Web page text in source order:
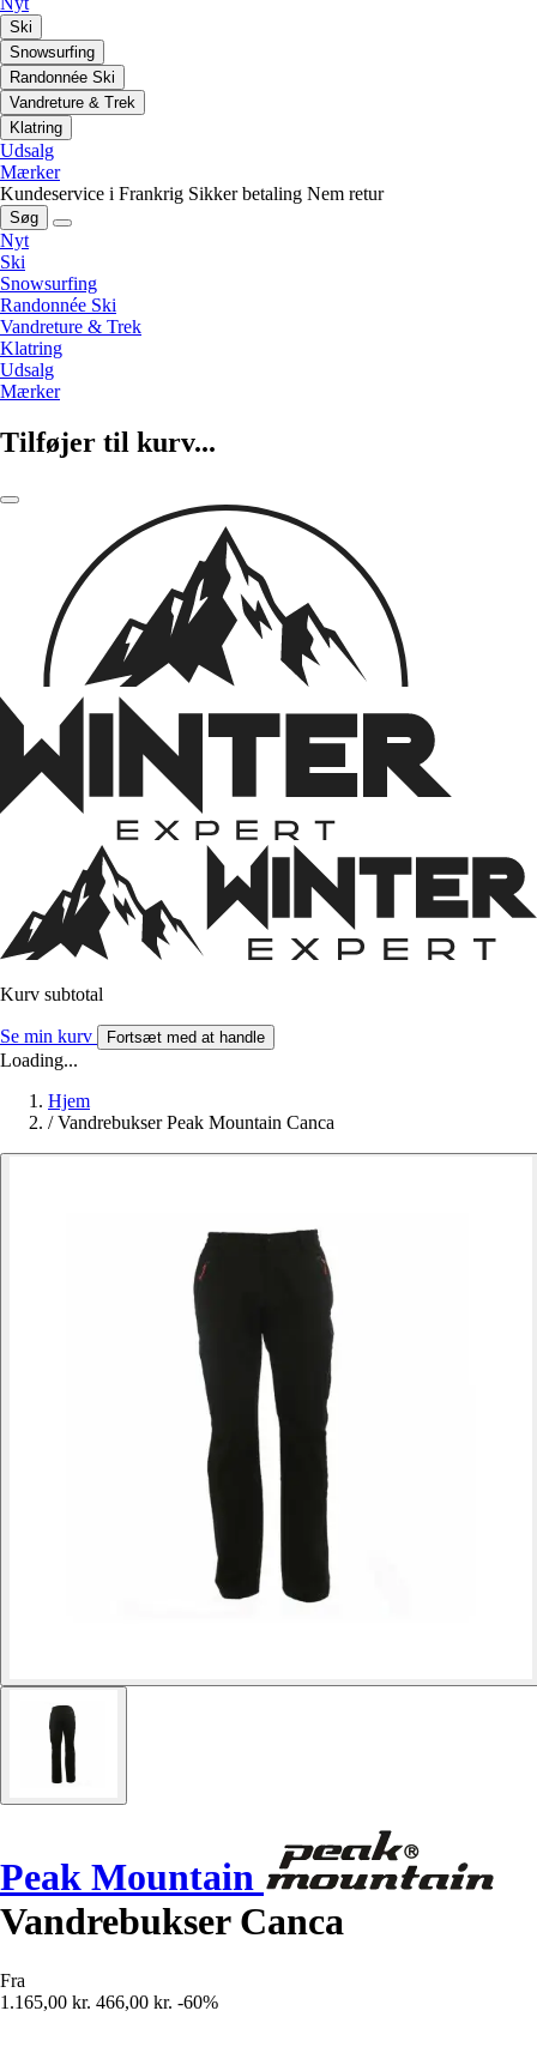
Ski
Snowsurfing
Randonnée Ski
Vandreture & Trek
Klatring
Udsalg
Mærker
Kundeservice i Frankrig Sikker betaling Nem retur
Søg
Nyt
Ski
Snowsurfing
Randonnée Ski
Vandreture & Trek
Klatring
Udsalg
Mærker
Tilføjer til kurv...
Kurv subtotal
Se min kurv Fortsæt med at handle
Loading...
Hjem
/ Vandrebukser Peak Mountain Canca
Peak Mountain
Vandrebukser Canca
Fra
1.165,00 kr. 466,00 kr. -60%